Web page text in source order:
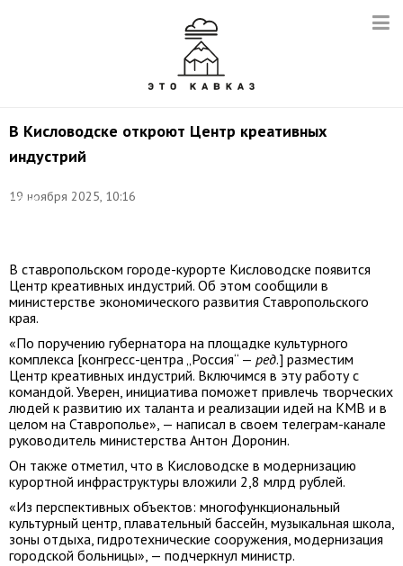
В Кисловодске откроют Центр креативных
индустрий
19 ноября 2025, 10:16
Фото:
Мария
В ставропольском городе-курорте Кисловодске появится
Центр креативных индустрий. Об этом сообщили в
министерстве экономического развития Ставропольского
края.
«По поручению губернатора на площадке культурного
комплекса [конгресс-центра „Россия“ — ред.] разместим
Центр креативных индустрий. Включимся в эту работу с
командой. Уверен, инициатива поможет привлечь творческих
людей к развитию их таланта и реализации идей на КМВ и в
целом на Ставрополье», — написал в своем телеграм-канале
руководитель министерства Антон Доронин.
Он также отметил, что в Кисловодске в модернизацию
курортной инфраструктуры вложили 2,8 млрд рублей.
«Из перспективных объектов: многофункциональный
культурный центр, плавательный бассейн, музыкальная школа,
зоны отдыха, гидротехнические сооружения, модернизация
городской больницы», — подчеркнул министр.